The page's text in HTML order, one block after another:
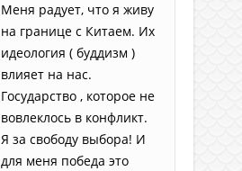
Меня радует, что я живу
на границе с Китаем. Их
идеология ( буддизм )
влияет на нас.
Государство , которое не
вовлеклось в конфликт.
Я за свободу выбора! И
для меня победа это